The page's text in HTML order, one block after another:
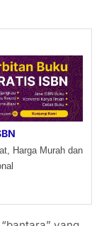
Harga Murah dan